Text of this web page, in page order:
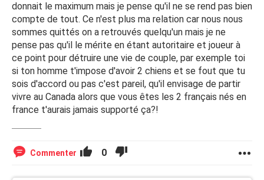
donnait le maximum mais je pense qu'il ne se rend pas bien
compte de tout. Ce n'est plus ma relation car nous nous
sommes quittés on a retrouvés quelqu'un mais je ne
pense pas qu'il le mérite en étant autoritaire et joueur à
ce point pour détruire une vie de couple, par exemple toi
si ton homme t'impose d'avoir 2 chiens et se fout que tu
sois d'accord ou pas c'est pareil, qu'il envisage de partir
vivre au Canada alors que vous êtes les 2 français nés en
france t'aurais jamais supporté ça?!
Commenter 0